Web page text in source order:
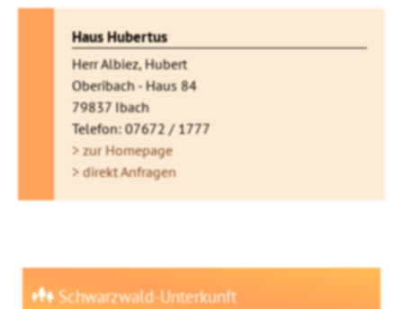
Haus Hubertus
Herr Albiez, Hubert
Oberibach - Haus 84
79837 Ibach
Telefon: 07672 / 1777
> zur Homepage
> direkt Anfragen
Schwarzwald-Unterkunft